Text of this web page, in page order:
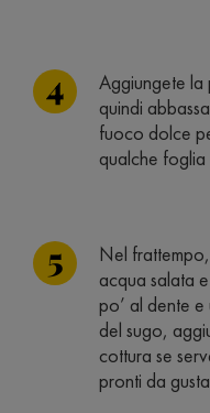
Aggiungete
quindi
fuoco dolce
qualche foglia
Nel
acqua salata
po’ al dente
del sugo,
cottura se
pronti da